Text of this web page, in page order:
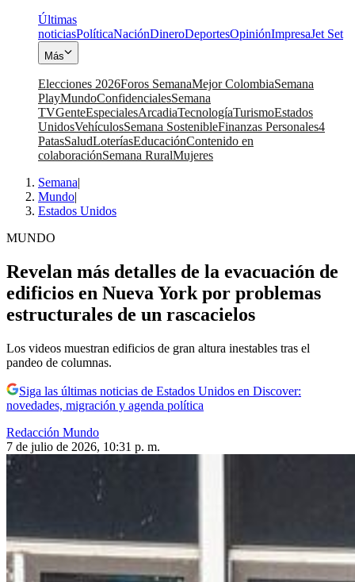
Últimas
noticiasPolíticaNaciónDineroDeportesOpiniónImpresaJet Set
Más
Elecciones 2026Foros SemanaMejor ColombiaSemana
PlayMundoConfidencialesSemana
TVGenteEspecialesArcadiaTecnologíaTurismoEstados
UnidosVehículosSemana SostenibleFinanzas Personales4
PatasSaludLoteríasEducaciónContenido en
colaboraciónSemana RuralMujeres
Semana|
Mundo|
Estados Unidos
MUNDO
Revelan más detalles de la evacuación de
edificios en Nueva York por problemas
estructurales de un rascacielos
Los videos muestran edificios de gran altura inestables tras el
pandeo de columnas.
Siga las últimas noticias de Estados Unidos en Discover:
novedades, migración y agenda política
Redacción Mundo
7 de julio de 2026, 10:31 p. m.